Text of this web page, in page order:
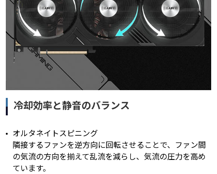
冷却効率と静音のバランス
オルタネイトスピニング
隣接するファンを逆方向に回転させることで、ファン間
の気流の方向を揃えて乱流を減らし、気流の圧力を高め
ています。